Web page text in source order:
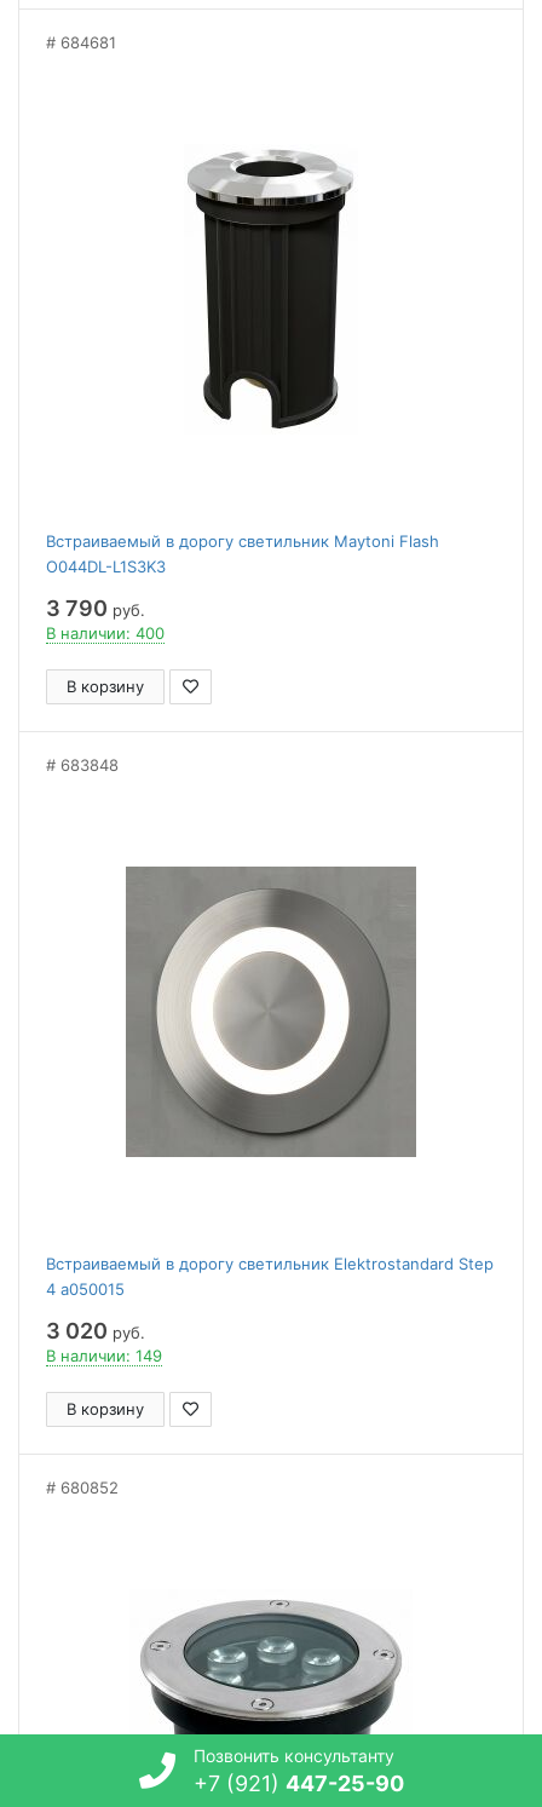
684681
Встраиваемый в дорогу светильник Maytoni Flash
O044DL-L1S3K3
3 790 руб.
В наличии: 400
В корзину
683848
Встраиваемый в дорогу светильник Elektrostandard Step
4 a050015
3 020 руб.
В наличии: 149
В корзину
680852
Позвонить консультанту
+7 (921) 447-25-90